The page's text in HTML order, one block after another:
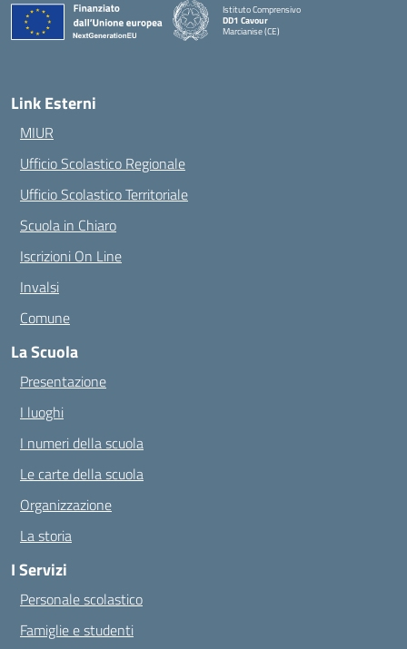
Istituto Comprensivo
DD1 Cavour
Marcianise (CE)
Link Esterni
MIUR
Ufficio Scolastico Regionale
Ufficio Scolastico Territoriale
Scuola in Chiaro
Iscrizioni On Line
Invalsi
Comune
La Scuola
Presentazione
I luoghi
I numeri della scuola
Le carte della scuola
Organizzazione
La storia
I Servizi
Personale scolastico
Famiglie e studenti